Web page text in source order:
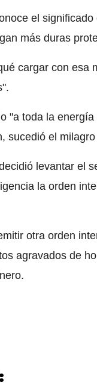
el
más duras
cargar con esa
"a toda la
sucedió el
levantar el
la orden
otra orden
agravados de